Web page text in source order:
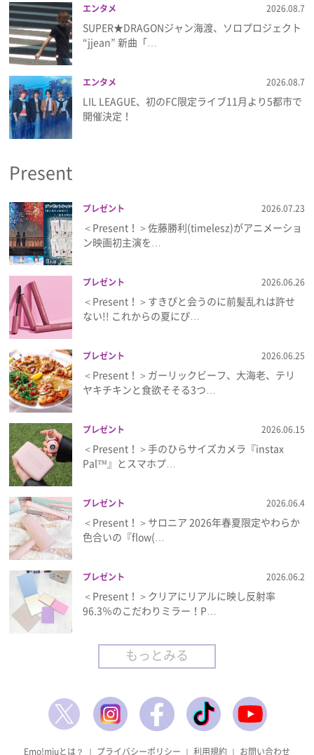
ランキング
Emo!miuとは？
免責事項
プライバシーポリシー
利用規約
お問い合わせ
エンタメ 2026.08.7
SUPER★DRAGONジャン海渡、ソロプロジェクト
“jjean” 新曲「…
エンタメ 2026.08.7
LIL LEAGUE、初のFC限定ライブ11月より5都市で
開催決定！
Present
プレゼント 2026.07.23
＜Present！＞佐藤勝利(timelesz)がアニメーショ
ン映画初主演を…
プレゼント 2026.06.26
＜Present！＞すきぴと会うのに前髪乱れは許せ
ない!! これからの夏にぴ…
プレゼント 2026.06.25
＜Present！＞ガーリックビーフ、大海老、テリ
ヤキチキンと食欲そそる3つ…
プレゼント 2026.06.15
＜Present！＞手のひらサイズカメラ『instax
Pal™』とスマホプ…
プレゼント 2026.06.4
＜Present！＞サロニア 2026年春夏限定やわらか
色合いの『flow(…
プレゼント 2026.06.2
＜Present！＞クリアにリアルに映し反射率
96.3％のこだわりミラー！P…
もっとみる
Emo!miuとは？ ｜ プライバシーポリシー ｜ 利用規約 ｜ お問い合わせ